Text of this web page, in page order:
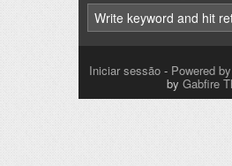
Iniciar sessão - Powered
by Gabfire